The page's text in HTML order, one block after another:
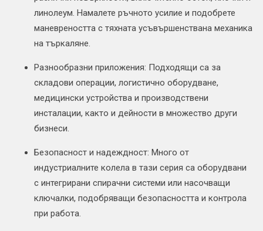
линолеум. Намалете ръчното усилие и подобрете
маневреността с тяхната усъвършенствана механика
на търкаляне.
Разнообразни приложения: Подходящи са за
складови операции, логистично оборудване,
медицински устройства и производствени
инсталации, както и дейности в множество други
бизнеси.
Безопасност и надеждност: Много от
индустриалните колела в тази серия са оборудвани
с интегрирани спирачни системи или насочващи
ключалки, подобряващи безопасността и контрола
при работа.